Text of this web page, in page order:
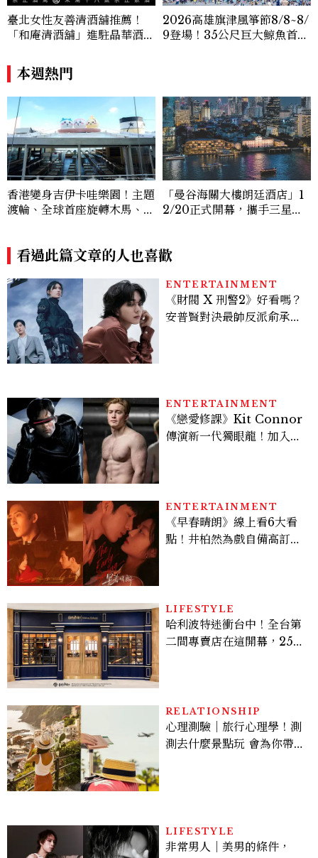
角提供讀者最新話題、兼具風格與實用的高
品質生活旅遊靈感內容。 Contact：ben
ny_yang@mctw.com.tw
臺北女性友善清酒舖推薦！
「和庵清酒舖」進駐晶華酒
180元起輕鬆微醺
2026高雄旗津風箏節8/8~8/
9登場！35公尺巨大鯨魚首度
本週熱門
香港變身吉伊卡哇樂園！主題
渡輪、全球首座旋轉木馬、限
「曼谷海關大樓朗廷酒店」1
2/20正式開幕，攜手三星唐
看過此篇文章的人也喜歡
ENTERTAINMENT
《財閥 X 刑警2》好看嗎？
安普賢對決最帥反派俞承
ENTERTAINMENT
《戀愛修課》Kit Connor
傳演新一代獨眼龍！加入新
ENTERTAINMENT
《早春晴朗》線上看6大看
點！井柏然為戲自備高訂，
LIFESTYLE
哈利波特迷衝台中！全台第
二間專賣店在這開幕，25週
RELATIONSHIP
心理測驗｜旅行心理學！測
測去什麼景點玩 會為你帶來
LIFESTYLE
非常男人｜美男的條件，